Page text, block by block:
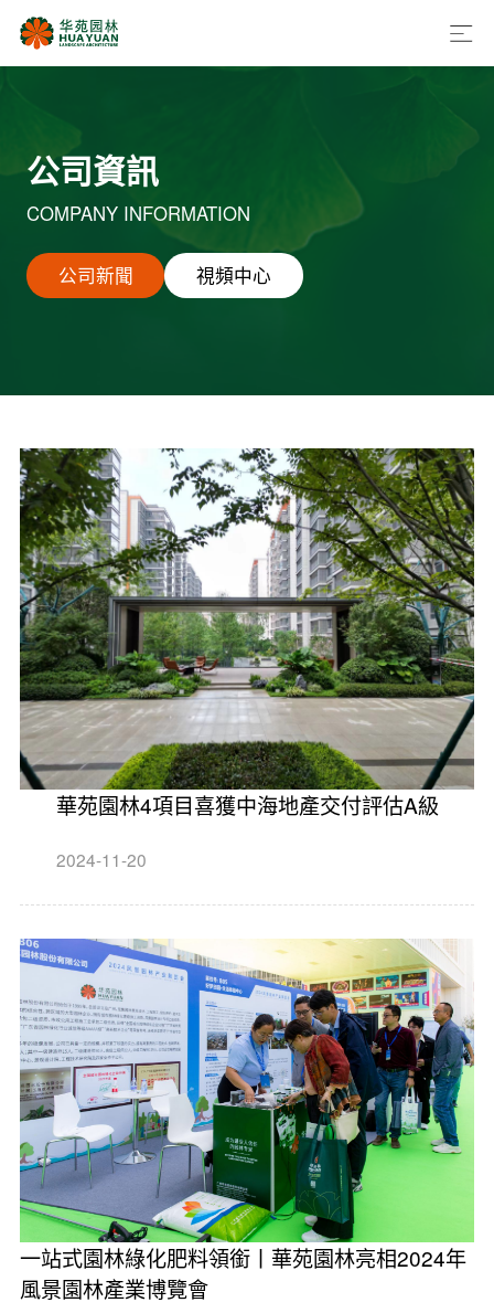
公司資訊
COMPANY INFORMATION
公司新聞 視頻中心
華苑園林4項目喜獲中海地產交付評估A級
2024-11-20
一站式園林綠化肥料領銜丨華苑園林亮相2024年
風景園林產業博覽會